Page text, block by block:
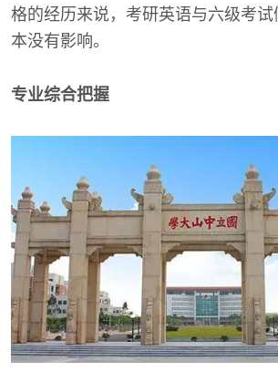
格的经历来说，考研英语与六级考
本没有影响。
专业综合把握